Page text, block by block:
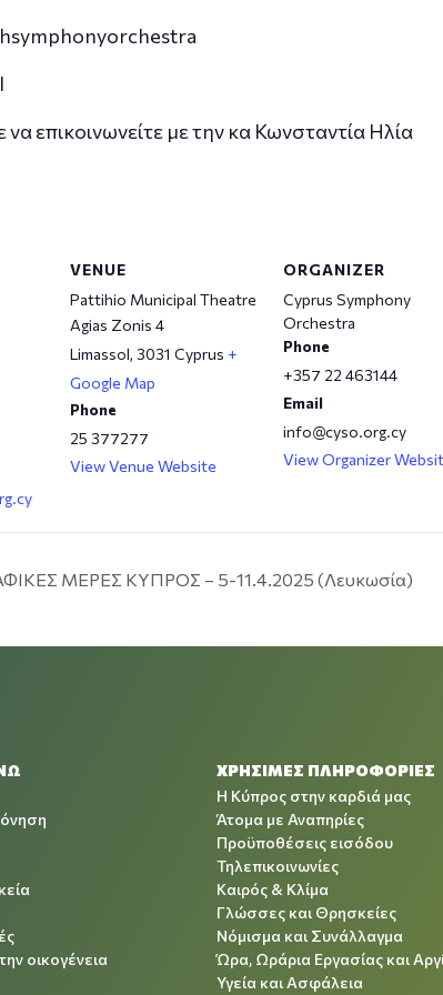
επικοινωνείτε με την κα Κωνσταντία Ηλία
VENUE
Pattihio Municipal Theatre
Agias Zonis 4
Limassol, 3031 Cyprus +
Google Map
Phone
25 377277
View Venue Website
ORGANIZER
Cyprus Symphony
Orchestra
Phone
+357 22 463144
Email
info@cyso.org.cy
View Organizer
ΜΕΡΕΣ ΚΥΠΡΟΣ – 5-11.4.2025 (Λευκωσία)
οικογένεια
ΧΡΉΣΙΜΕΣ ΠΛΗΡΟΦΟΡΊΕΣ
Η Κύπρος στην καρδιά μας
Άτομα με Αναπηρίες
Προϋποθέσεις εισόδου
Τηλεπικοινωνίες
Καιρός & Κλίμα
Γλώσσες και Θρησκείες
Νόμισμα και Συνάλλαγμα
Ώρα, Ωράρια Εργασίας και
Υγεία και Ασφάλεια